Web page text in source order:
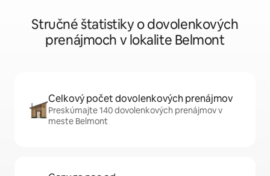
Stručné štatistiky o dovolenkových
prenájmoch v lokalite Belmont
Celkový počet dovolenkových prenájmov
Preskúmajte 140 dovolenkových prenájmov v
meste Belmont